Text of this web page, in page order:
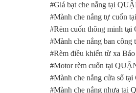
#Giá bạt che nắng tại
#Mành che nắng tự
#Rèm cuốn thông minh
#Mành che nắng ban
#Rèm điều khiển từ xa
#Motor rèm cuốn tại
#Mành che nắng cửa sổ
#Mành che nắng nhựa